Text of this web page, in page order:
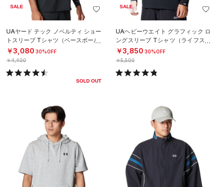
SALE
UAヤード テック ノベルティ ショー
トスリーブ Tシャツ（ベースボール/
MEN）
￥3,080 30%OFF
￥4,400
SOLD OUT
SALE
UAヘビーウエイト グラフィック ロ
ングスリーブ Tシャツ（ライフスタ
イル/MEN）
￥3,850 30%OFF
￥5,500